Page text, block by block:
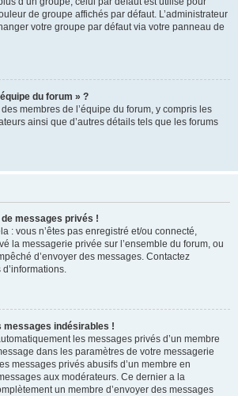
de groupe affichés par défaut. L’administrateur
votre groupe par défaut via votre panneau de
du forum » ?
membres de l’équipe du forum, y compris les
ainsi que d’autres détails tels que les forums
messages privés !
: vous n’êtes pas enregistré et/ou connecté,
la messagerie privée sur l’ensemble du forum, ou
d’envoyer des messages. Contactez
d’informations.
indésirables !
les messages privés d’un membre
dans les paramètres de votre messagerie
messages privés abusifs d’un membre en
aux modérateurs. Ce dernier a la
un membre d’envoyer des messages